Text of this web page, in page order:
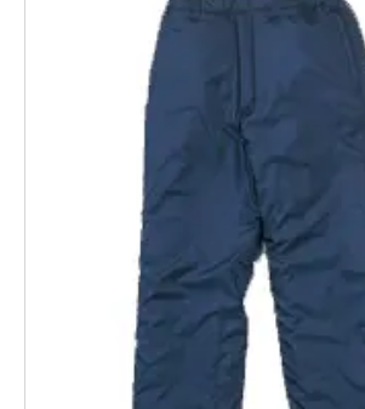
新規登録キャンペーン
名入れ刺繍
カタログ請求（無料）
試着サンプル無料貸し出し
販売価格(税抜き)で絞る
円から